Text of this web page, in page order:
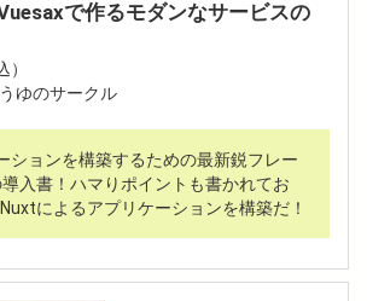
で作るモダンなサービスの
ゆのサークル
ションを構築するための最新鋭フレー
入書！ハマりポイントも書かれてお
によるアプリケーションを構築だ！